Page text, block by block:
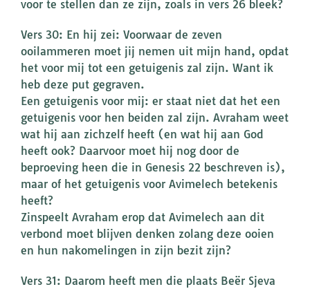
voor te stellen dan ze zijn, zoals in vers 26 bleek?
Vers 30: En hij zei: Voorwaar de zeven
ooilammeren moet jij nemen uit mijn hand, opdat
het voor mij tot een getuigenis zal zijn. Want ik
heb deze put gegraven.
Een getuigenis voor mij: er staat niet dat het een
getuigenis voor hen beiden zal zijn. Avraham weet
wat hij aan zichzelf heeft (en wat hij aan God
heeft ook? Daarvoor moet hij nog door de
beproeving heen die in Genesis 22 beschreven is),
maar of het getuigenis voor Avimelech betekenis
heeft?
Zinspeelt Avraham erop dat Avimelech aan dit
verbond moet blijven denken zolang deze ooien
en hun nakomelingen in zijn bezit zijn?
Vers 31: Daarom heeft men die plaats Beër Sjeva